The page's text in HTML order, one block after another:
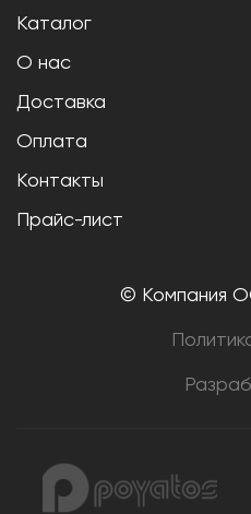
Каталог
О нас
Доставка
Оплата
Контакты
Прайс-лист
© Компания